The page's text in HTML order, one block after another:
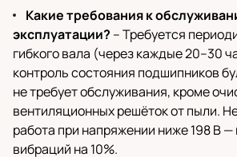
Какие требования к
эксплуатации? – Требуется
гибкого вала (через каждые 20–30
контроль состояния подшипников
не требует обслуживания, кроме
вентиляционных решёток от пыли.
работа при напряжении ниже 198 В
вибраций на 10%.